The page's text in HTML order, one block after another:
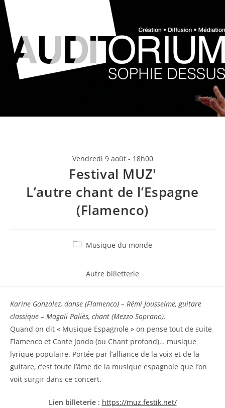
Skip
content
Menu
Vendredi 9 août - 18h00
Festival MUZ'
L’autre chant de l’Espagne
(Flamenco)
Musique du monde
Autre billetterie
Karine Gonzalez, danse (Flamenco) – Rémi Jousselme, guitare
classique – Magali Paliès, chant (Mezzo Soprano).
Quand on dit « Musique Espagnole » on pense tout de suite
Flamenco et Cante Jondo (ou Chant profond)… musique
lyrique populaire. Portée par l’alliance de la voix et de la
guitare, c’est toute l’âme de la musique espagnole que l’on
voit surgir dans ce concert.
Lien billeterie: https://muz.festik.net/